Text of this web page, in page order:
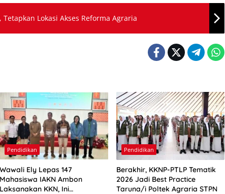
Lokasi Akses Reforma Agraria
Pendidikan
Wawali Ely Lepas 147
Mahasiswa IAKN Ambon
Laksanakan KKN, Ini
Pendidikan
Berakhir, KKNP-PTLP Tematik
2026 Jadi Best Practice
Taruna/i Poltek Agraria STPN